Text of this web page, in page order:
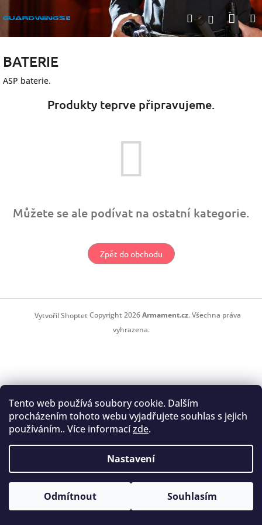
Tento web používá soubory cookie. Dalším
procházením tohoto webu vyjadřujete souhlas s jejich
používáním.. Více informacízde.
Nastavení
Odmítnout Souhlasím
na
Hledat
BATERIE
ASP baterie.
Produkty teprve připravujeme.
Můžete se ale podívat na ostatní kategorie.
Zpět do obchodu
Vytvořil Shoptet Copyright 2026Armament.cz. Všechna práva
vyhrazena.